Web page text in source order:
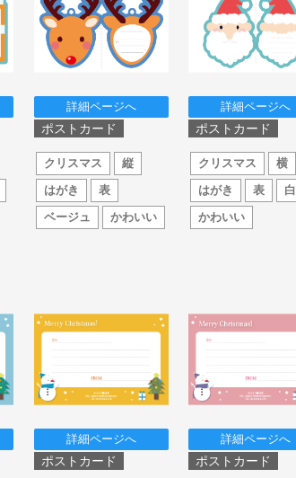
詳細ページへ
ポストカード
クリスマス
縦
はがき
表
ベージュ
かわいい
詳細ページへ
ポストカード
クリスマス
横
はがき
表
白
かわいい
詳細ページへ
ポストカード
詳細ページへ
ポストカード